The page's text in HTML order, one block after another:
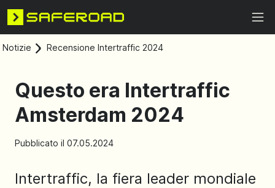
Notizie Recensione Intertraffic 2024
Questo era Intertraffic
Amsterdam 2024
Pubblicato il 07.05.2024
Intertraffic, la fiera leader mondiale